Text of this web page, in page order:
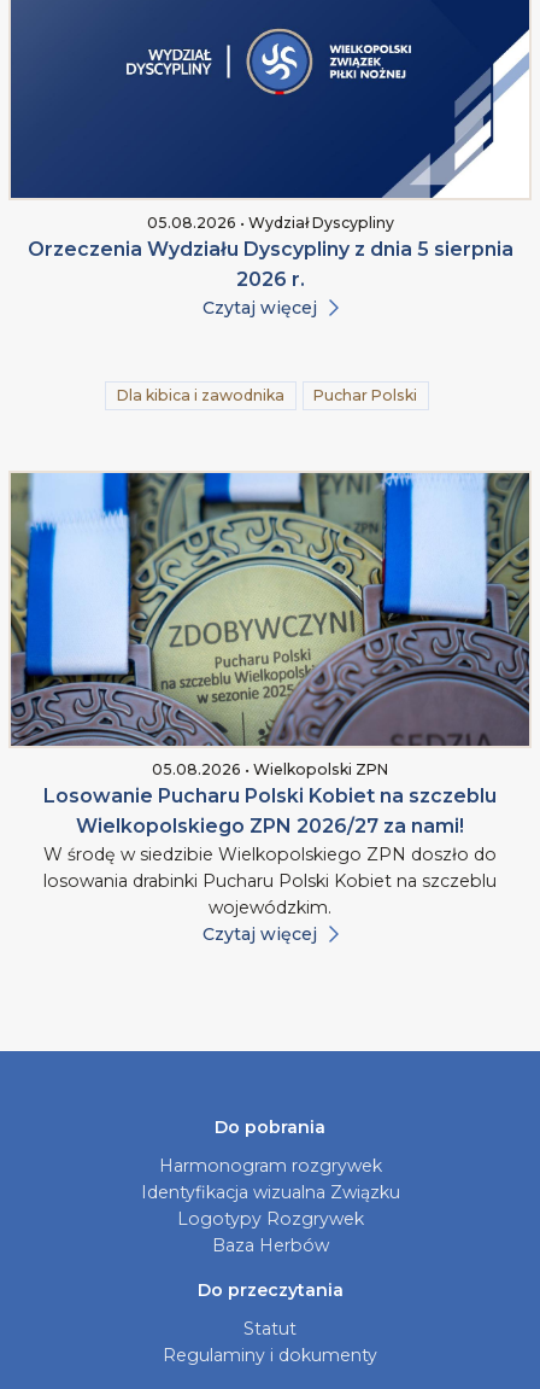
05.08.2026 • Wydział Dyscypliny
Orzeczenia Wydziału Dyscypliny z dnia 5 sierpnia
2026 r.
Czytaj więcej
Dla kibica i zawodnika Puchar Polski
05.08.2026 • Wielkopolski ZPN
Losowanie Pucharu Polski Kobiet na szczeblu
Wielkopolskiego ZPN 2026/27 za nami!
W środę w siedzibie Wielkopolskiego ZPN doszło do
losowania drabinki Pucharu Polski Kobiet na szczeblu
wojewódzkim.
Czytaj więcej
Do pobrania
Harmonogram rozgrywek
Identyfikacja wizualna Związku
Logotypy Rozgrywek
Baza Herbów
Do przeczytania
Statut
Regulaminy i dokumenty